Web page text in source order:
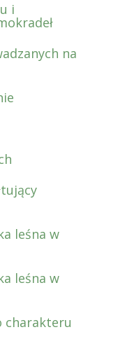
i
na
leśna w
leśna w
charakteru